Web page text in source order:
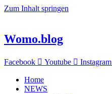
Zum Inhalt springen
Womo.blog
Facebook Youtube Instagram
Home
NEWS